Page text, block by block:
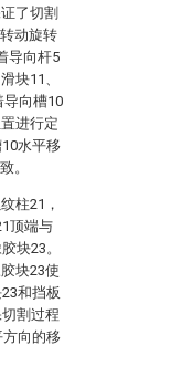
了切割
动旋转
导向杆5
块11、
导向槽10
进行定
水平移
。
柱21，
顶端与
块23。
块23使
和挡板
割过程
向的移